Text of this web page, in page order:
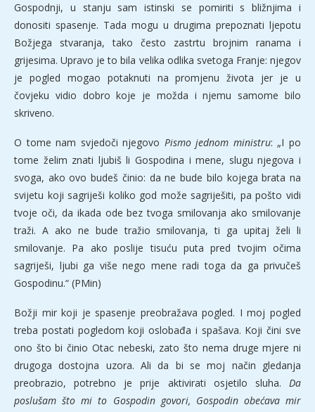
Gospodnji, u stanju sam istinski se pomiriti s bližnjima i
donositi spasenje. Tada mogu u drugima prepoznati ljepotu
Božjega stvaranja, tako često zastrtu brojnim ranama i
grijesima. Upravo je to bila velika odlika svetoga Franje: njegov
je pogled mogao potaknuti na promjenu života jer je u
čovjeku vidio dobro koje je možda i njemu samome bilo
skriveno.
O tome nam svjedoči njegovo Pismo jednom ministru: „I po
tome želim znati ljubiš li Gospodina i mene, slugu njegova i
svoga, ako ovo budeš činio: da ne bude bilo kojega brata na
svijetu koji sagriješi koliko god može sagriješiti, pa pošto vidi
tvoje oči, da ikada ode bez tvoga smilovanja ako smilovanje
traži. A ako ne bude tražio smilovanja, ti ga upitaj želi li
smilovanje. Pa ako poslije tisuću puta pred tvojim očima
sagriješi, ljubi ga više nego mene radi toga da ga privučeš
Gospodinu.“ (PMin)
Božji mir koji je spasenje preobražava pogled. I moj pogled
treba postati pogledom koji oslobađa i spašava. Koji čini sve
ono što bi činio Otac nebeski, zato što nema druge mjere ni
drugoga dostojna uzora. Ali da bi se moj način gledanja
preobrazio, potrebno je prije aktivirati osjetilo sluha. Da
poslušam što mi to Gospodin govori, Gospodin obećava mir